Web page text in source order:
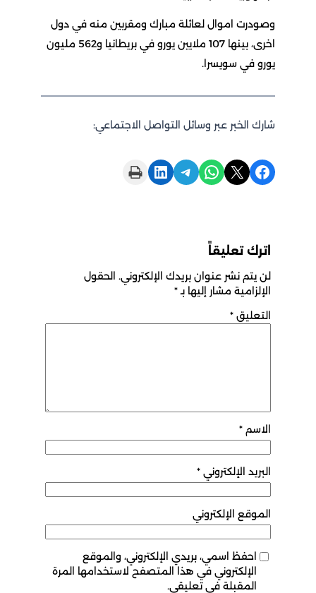
وصودرت اموال لعائلة مبارك ومقربين منه في دول
اخرى، بينها 107 ملايين يورو في بريطانيا و562 مليون
يورو في سويسرا.
شارك الخبر عبر وسائل التواصل الاجتماعي:
Share on Facebook
Share on X
Share on WhatsApp
Share on Telegram
Share on LinkedIn
Print this Page
اترك تعليقاً
لن يتم نشر عنوان بريدك الإلكتروني. الحقول
الإلزامية مشار إليها بـ*
التعليق*
الاسم*
البريد الإلكتروني *
الموقع الإلكتروني
احفظ اسمي، بريدي الإلكتروني، والموقع
الإلكتروني في هذا المتصفح لاستخدامها المرة
المقبلة في تعليقي.